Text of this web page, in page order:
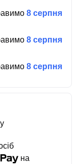
8 серпня
8 серпня
8 серпня
на